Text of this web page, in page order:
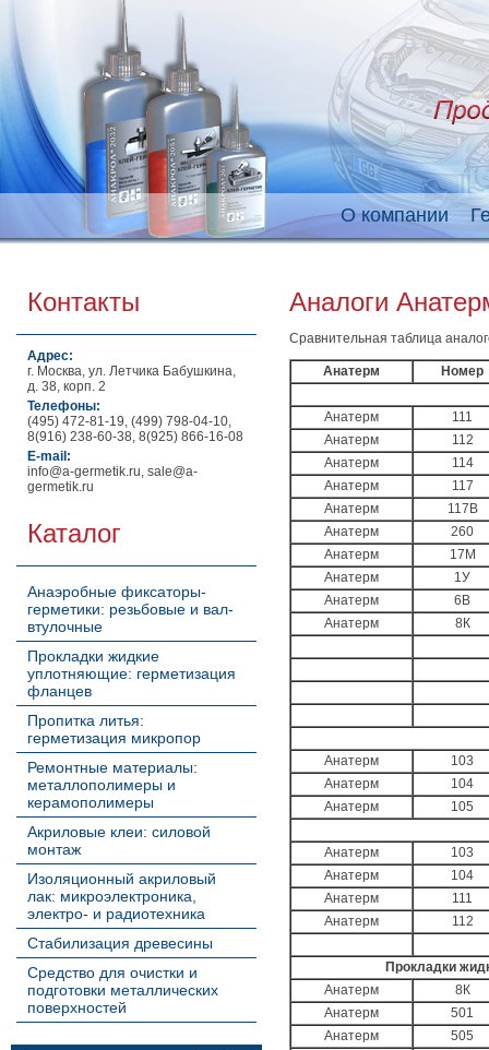
О компании
Контакты
Адрес:
г. Москва, ул. Летчика Бабушкина,
д. 38, корп. 2
Телефоны:
(495) 472-81-19, (499) 798-04-10,
8(916) 238-60-38, 8(925) 866-16-08
E-mail:
info@a-germetik.ru, sale@a-
germetik.ru
Каталог
Анаэробные фиксаторы-
герметики: резьбовые и вал-
втулочные
Прокладки жидкие
уплотняющие: герметизация
фланцев
Пропитка литья:
герметизация микропор
Ремонтные материалы:
металлополимеры и
керамополимеры
Акриловые клеи: силовой
монтаж
Изоляционный акриловый
лак: микроэлектроника,
электро- и радиотехника
Стабилизация древесины
Средство для очистки и
подготовки металлических
поверхностей
Аналоги
Сравнительная таблица
Анатерм Номер
Анатерм
111
Анатерм
112
Анатерм
114
Анатерм
117
Анатерм
117В
Анатерм
260
Анатерм
17М
Анатерм
1У
Анатерм
6В
Анатерм
8К
Анатерм
103
Анатерм
104
Анатерм
105
Анатерм
103
Анатерм
104
Анатерм
111
Анатерм
112
Прокладки
Анатерм
8К
Анатерм
501
Анатерм
505